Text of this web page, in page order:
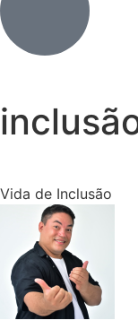
Vida de Inclusão